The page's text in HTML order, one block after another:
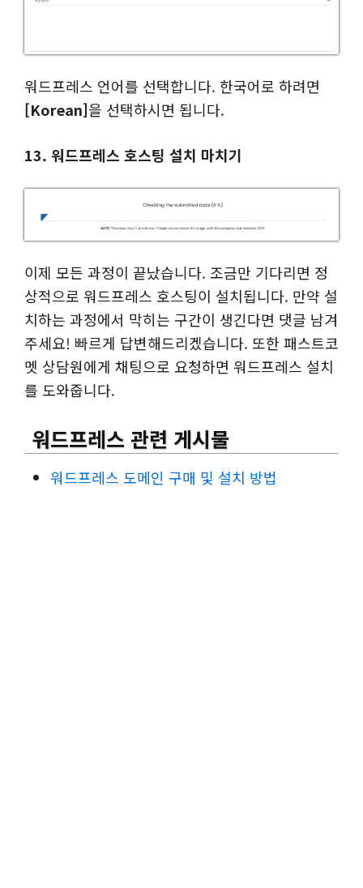
워드프레스 언어를 선택합니다. 한국어로 하려면
[Korean]을 선택하시면 됩니다.
13. 워드프레스 호스팅 설치 마치기
이제 모든 과정이 끝났습니다. 조금만 기다리면 정
상적으로 워드프레스 호스팅이 설치됩니다. 만약 설
치하는 과정에서 막히는 구간이 생긴다면 댓글 남겨
주세요! 빠르게 답변해드리겠습니다. 또한 패스트코
멧 상담원에게 채팅으로 요청하면 워드프레스 설치
를 도와줍니다.
워드프레스 관련 게시물
워드프레스 도메인 구매 및 설치 방법